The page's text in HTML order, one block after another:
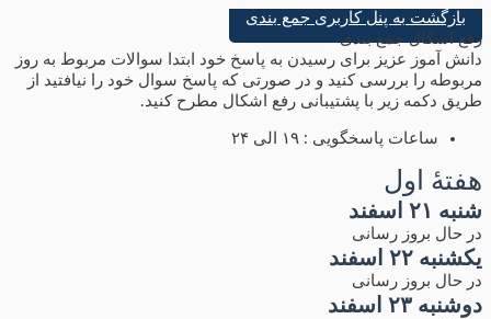
بازگشت به پنل کاربری جمع بندی
رفع اشکال جمع بندی
دانش آموز عزیز برای رسیدن به پاسخ خود ابتدا سوالات مربوط به روز
مربوطه را بررسی کنید و در صورتی که پاسخ سوال خود را نیافتید از
طریق دکمه زیر با پشتیبانی رفع اشکال مطرح کنید.
ساعات پاسخگویی : ۱۹ الی ۲۴
هفتۀ اول
شنبه ۲۱ اسفند
در حال بروز رسانی
یکشنبه ۲۲ اسفند
در حال بروز رسانی
دوشنبه ۲۳ اسفند